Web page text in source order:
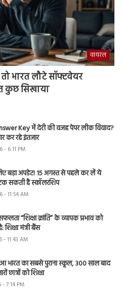
वायरल
भारत लौटे सॉफ्टवेयर
कुछ सिखाया
Key में देरी की वजह पेपर लीक विवाद?
कर रहे इंतजार
- 6:11 PM
बड़ा अपडेट! 15 अगस्त से पहले कर लें ये
सकती है स्कॉलरशिप
- 11:54 AM
“शिक्षा क्रांति” के व्यापक प्रभाव को
शिक्षा मंत्री बैंस
- 11:43 AM
भारत का सबसे पुराना स्कूल, 300 साल बाद
छात्रों को शिक्षा
- 7:14 PM